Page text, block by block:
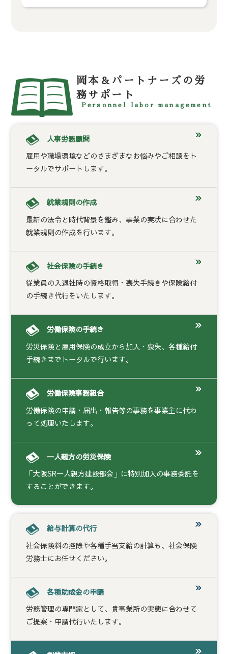
岡本＆パートナーズの労
務サポート
Personnel labor management
人事労務顧問
雇用や職場環境などのさまざまなお悩みやご相談をト
ータルでサポートします。
就業規則の作成
最新の法令と時代背景を鑑み、事業の実状に合わせた
就業規則の作成を行います。
社会保険の手続き
従業員の入退社時の資格取得・喪失手続きや保険給付
の手続き代行をいたします。
労働保険の手続き
労災保険と雇用保険の成立から加入・喪失、各種給付
手続きまでトータルで行います。
労働保険事務組合
労働保険の申請・届出・報告等の事務を事業主に代わ
って処理いたします。
一人親方の労災保険
「大阪SR一人親方建設部会」に特別加入の事務委託を
することができます。
給与計算の代行
社会保険料の控除や各種手当支給の計算も、社会保険
労務士にお任せください。
各種助成金の申請
労務管理の専門家として、貴事業所の実態に合わせて
ご提案・申請代行いたします。